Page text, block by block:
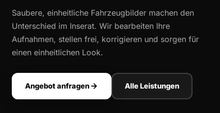
Saubere, einheitliche Fahrzeugbilder machen den
Unterschied im Inserat. Wir bearbeiten Ihre
Aufnahmen, stellen frei, korrigieren und sorgen für
einen einheitlichen Look.
Angebot anfragen Alle Leistungen